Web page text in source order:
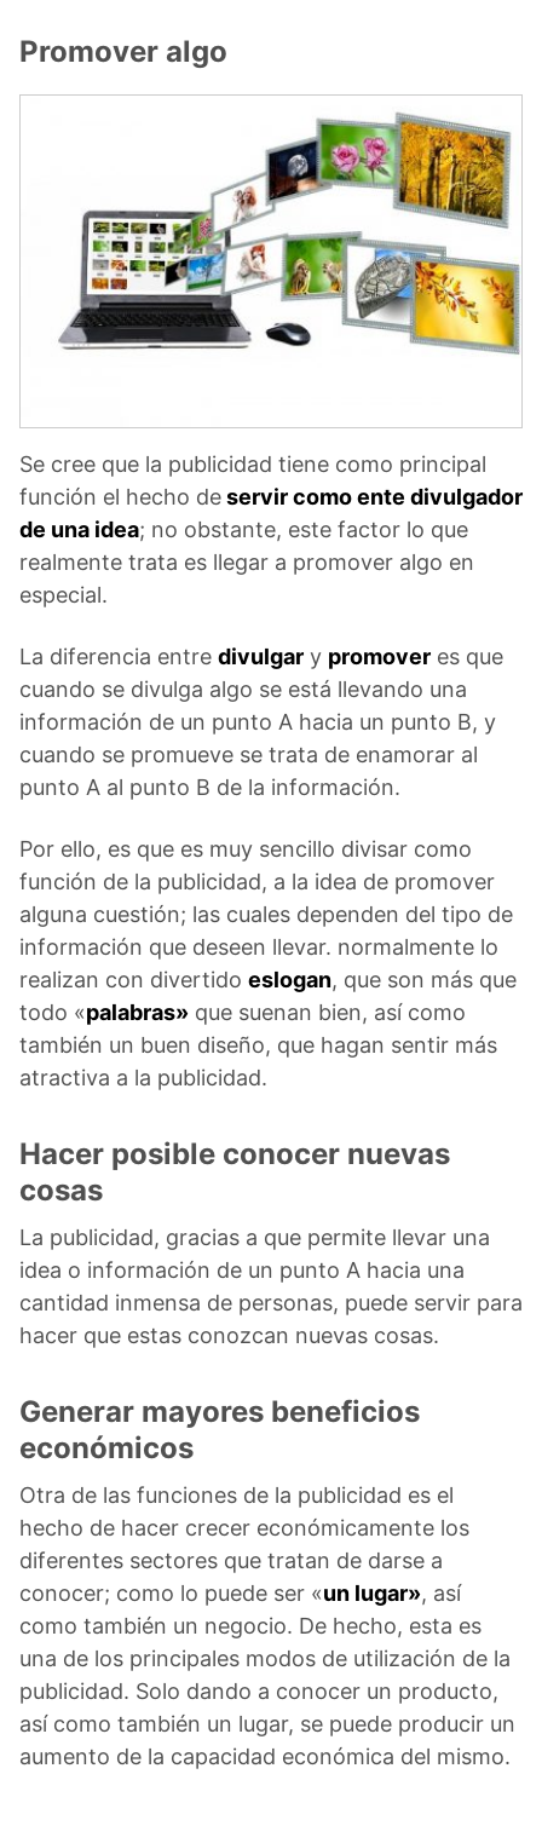
Promover algo
Se cree que la publicidad tiene como principal
función el hecho deservir como ente divulgador
de una idea; no obstante, este factor lo que
realmente trata es llegar a promover algo en
especial.
La diferencia entre divulgar y promover es que
cuando se divulga algo se está llevando una
información de un punto A hacia un punto B, y
cuando se promueve se trata de enamorar al
punto A al punto B de la información.
Por ello, es que es muy sencillo divisar como
función de la publicidad, a la idea de promover
alguna cuestión; las cuales dependen del tipo de
información que deseen llevar. normalmente lo
realizan con divertido eslogan, que son más que
todo «palabras» que suenan bien, así como
también un buen diseño, que hagan sentir más
atractiva a la publicidad.
Hacer posible conocer nuevas
cosas
La publicidad, gracias a que permite llevar una
idea o información de un punto A hacia una
cantidad inmensa de personas, puede servir para
hacer que estas conozcan nuevas cosas.
Generar mayores beneficios
económicos
Otra de las funciones de la publicidad es el
hecho de hacer crecer económicamente los
diferentes sectores que tratan de darse a
conocer; como lo puede ser «un lugar», así
como también un negocio. De hecho, esta es
una de los principales modos de utilización de la
publicidad. Solo dando a conocer un producto,
así como también un lugar, se puede producir un
aumento de la capacidad económica del mismo.